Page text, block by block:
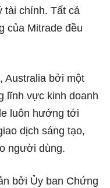
tài chính. Tất cả
của Mitrade đều
Australia bởi một
lĩnh vực kinh doanh
luôn hướng tới
dịch sáng tạo,
người dùng.
bởi Ủy ban Chứng